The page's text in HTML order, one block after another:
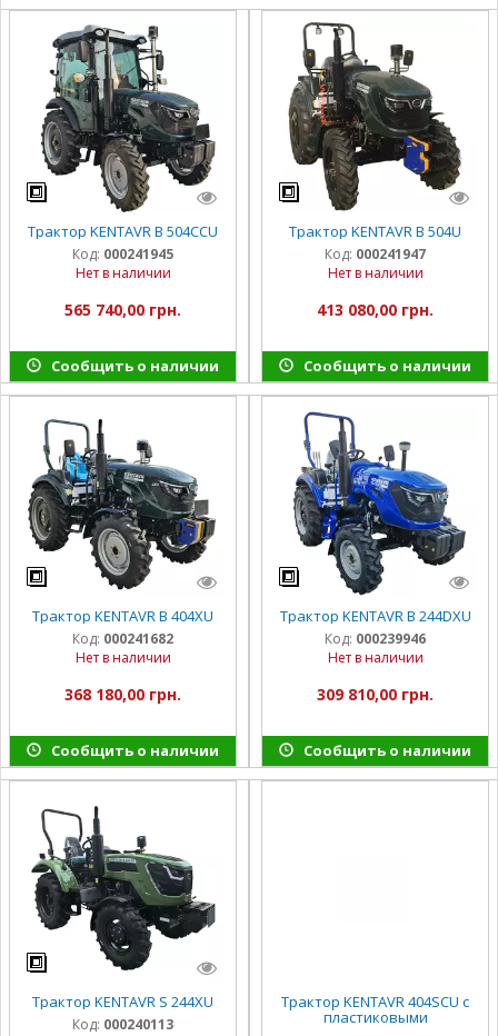
Трактор KENTAVR B 504CCU
Код: 000241945
Нет в наличии
565 740,00 грн.
Сообщить о наличии
Трактор KENTAVR B 504U
Код: 000241947
Нет в наличии
413 080,00 грн.
Сообщить о наличии
Трактор KENTAVR B 404XU
Код: 000241682
Нет в наличии
368 180,00 грн.
Сообщить о наличии
Трактор KENTAVR B 244DXU
Код: 000239946
Нет в наличии
309 810,00 грн.
Сообщить о наличии
Трактор KENTAVR S 244XU
Код: 000240113
Трактор KENTAVR 404SCU с
пластиковыми